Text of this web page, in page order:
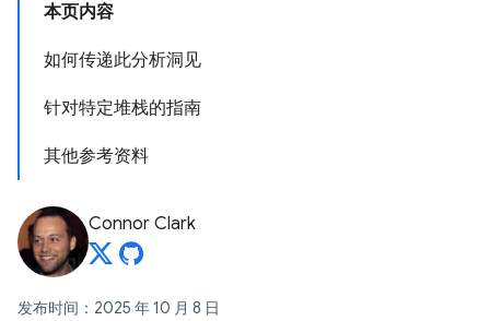
本页内容
如何传递此分析洞见
针对特定堆栈的指南
其他参考资料
Connor Clark
发布时间：2025 年 10 月 8 日